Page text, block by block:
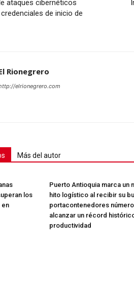
ataques cibernéticos
de inicio de
Rionegrero
elrionegrero.com
Más del autor
los
en
Puerto Antioquia marca un
hito logístico al recibir su
portacontenedores número
alcanzar un récord
productividad